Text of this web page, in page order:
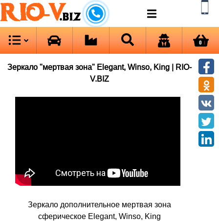
RIO-V.biz
0
Зеркало "мертвая зона" Elegant, Winso, King | RIO-
V.BIZ
Зеркало дополнительное мертвая зона
сферическое Elegant, Winso, King